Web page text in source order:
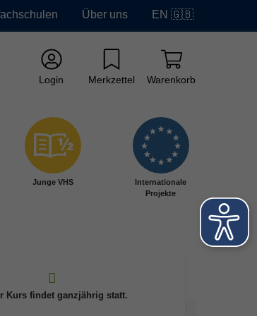
Über uns EN 🇬🇧
Login Merkzettel Warenkorb
Junge VHS
Internationale
Projekte
Kurs findet ganzjährig statt.